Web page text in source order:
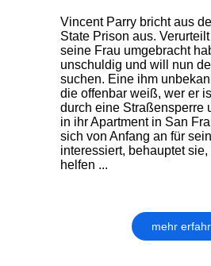
Vincent Parry bricht aus
State Prison aus.
seine Frau umgebracht
unschuldig und will nun
suchen. Eine ihm
die offenbar weiß, wer er
durch eine Straßensperre
in ihr Apartment in San
sich von Anfang an für
interessiert, behauptet
helfen ...
mehr